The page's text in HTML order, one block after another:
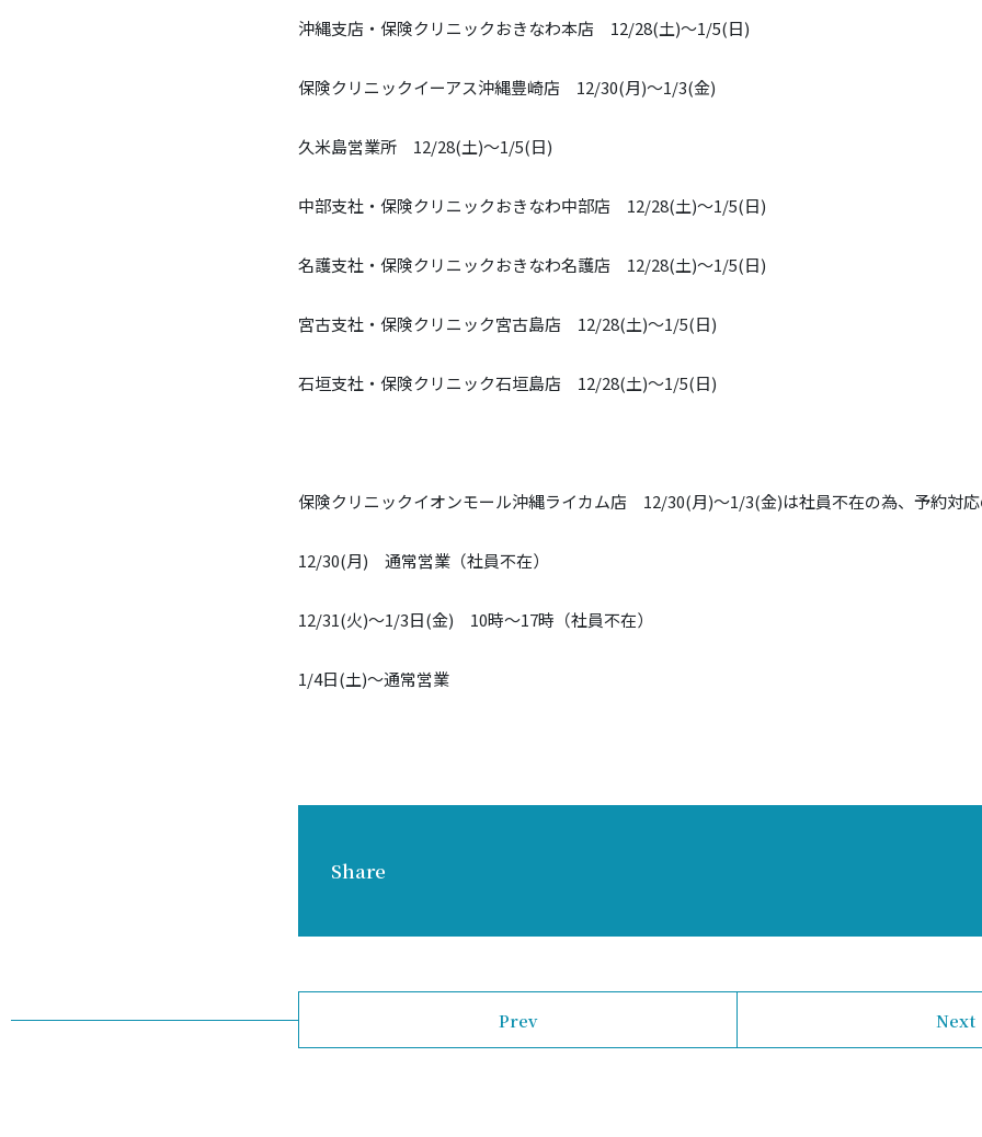
沖縄支店・保険クリニックおきなわ本店 12/28(土)～1/5(日)
保険クリニックイーアス沖縄豊崎店 12/30(月)～1/3(金)
久米島営業所 12/28(土)～1/5(日)
中部支社・保険クリニックおきなわ中部店 12/28(土)～1/5(日)
名護支社・保険クリニックおきなわ名護店 12/28(土)～1/5(日)
宮古支社・保険クリニック宮古島店 12/28(土)～1/5(日)
石垣支社・保険クリニック石垣島店 12/28(土)～1/5(日)
保険クリニックイオンモール沖縄ライカム店 12/30(月)〜1/3(金)は社員不在の為、予約対応
12/30(月) 通常営業（社員不在）
12/31(火)～1/3日(金) 10時～17時（社員不在）
1/4日(土)～通常営業
Share
Prev Next